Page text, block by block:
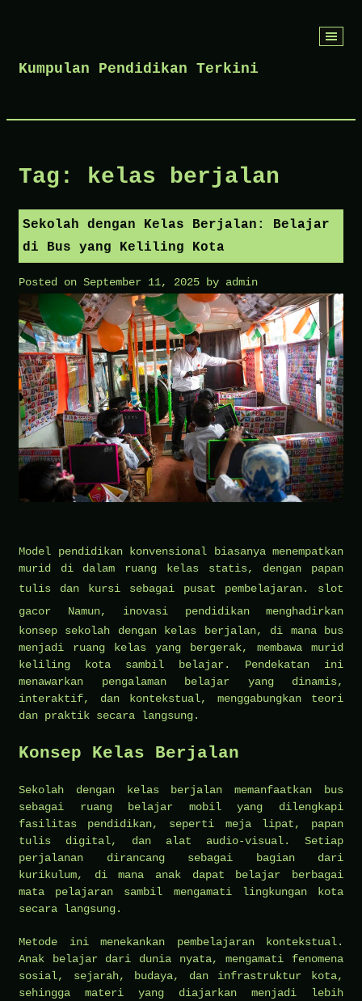
Kumpulan Pendidikan Terkini
Tag: kelas berjalan
Sekolah dengan Kelas Berjalan: Belajar
di Bus yang Keliling Kota
Posted on September 11, 2025 by admin
Model pendidikan konvensional biasanya menempatkan
murid di dalam ruang kelas statis, dengan papan
tulis dan kursi sebagai pusat pembelajaran. slot
gacor Namun, inovasi pendidikan menghadirkan
konsep sekolah dengan kelas berjalan, di mana bus
menjadi ruang kelas yang bergerak, membawa murid
keliling kota sambil belajar. Pendekatan ini
menawarkan pengalaman belajar yang dinamis,
interaktif, dan kontekstual, menggabungkan teori
dan praktik secara langsung.
Konsep Kelas Berjalan
Sekolah dengan kelas berjalan memanfaatkan bus
sebagai ruang belajar mobil yang dilengkapi
fasilitas pendidikan, seperti meja lipat, papan
tulis digital, dan alat audio-visual. Setiap
perjalanan dirancang sebagai bagian dari
kurikulum, di mana anak dapat belajar berbagai
mata pelajaran sambil mengamati lingkungan kota
secara langsung.
Metode ini menekankan pembelajaran kontekstual.
Anak belajar dari dunia nyata, mengamati fenomena
sosial, sejarah, budaya, dan infrastruktur kota,
sehingga materi yang diajarkan menjadi lebih